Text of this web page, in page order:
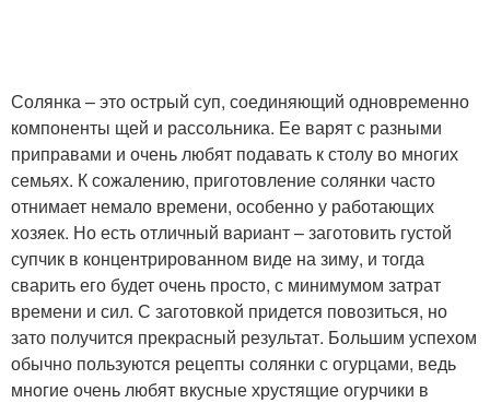
Солянка – это острый суп, соединяющий одновременно
компоненты щей и рассольника. Ее варят с разными
приправами и очень любят подавать к столу во многих
семьях. К сожалению, приготовление солянки часто
отнимает немало времени, особенно у работающих
хозяек. Но есть отличный вариант – заготовить густой
супчик в концентрированном виде на зиму, и тогда
сварить его будет очень просто, с минимумом затрат
времени и сил. С заготовкой придется повозиться, но
зато получится прекрасный результат. Большим успехом
обычно пользуются рецепты солянки с огурцами, ведь
многие очень любят вкусные хрустящие огурчики в